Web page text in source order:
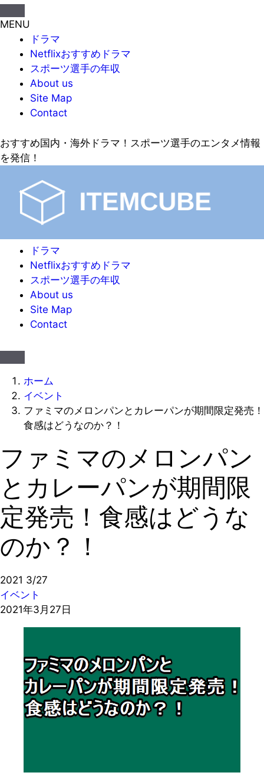
MENU
ドラマ
Netflixおすすめドラマ
スポーツ選手の年収
About us
Site Map
Contact
おすすめ国内・海外ドラマ！スポーツ選手のエンタメ情報
を発信！
ドラマ
Netflixおすすめドラマ
スポーツ選手の年収
About us
Site Map
Contact
ホーム
イベント
ファミマのメロンパンとカレーパンが期間限定発売！
食感はどうなのか？！
ファミマのメロンパン
とカレーパンが期間限
定発売！食感はどうな
のか？！
2021 3/27
イベント
2021年3月27日